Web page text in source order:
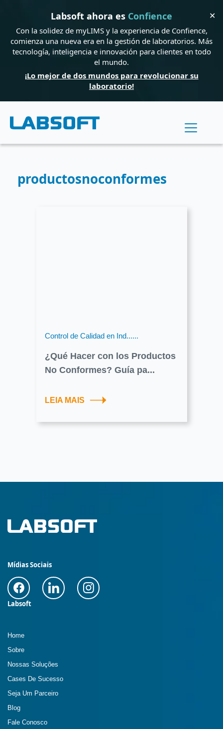
Labsoft ahora es Confience
Con la solidez de myLIMS y la experiencia de Confience,
comienza una nueva era en la gestión de laboratorios. Más
tecnología, inteligencia e innovación para clientes en todo
el mundo.
¡Lo mejor de dos mundos para revolucionar su
laboratorio!
✕
productosnoconformes
Control de Calidad en Ind......
¿Qué Hacer con los Productos
No Conformes? Guía pa...
LEIA MAIS
Mídias Sociais
Labsoft
Home
Sobre
Nossas Soluções
Cases De Sucesso
Seja Um Parceiro
Blog
Fale Conosco